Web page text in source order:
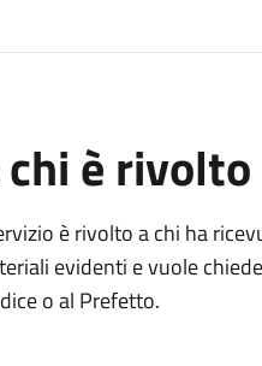
è rivolto
è rivolto a chi ha
evidenti e vuole
o al Prefetto.